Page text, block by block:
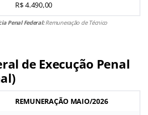
R$ 4.490,00
Penal Federal:Remuneração de Técnico
de Execução Penal
REMUNERAÇÃO MAIO/2026